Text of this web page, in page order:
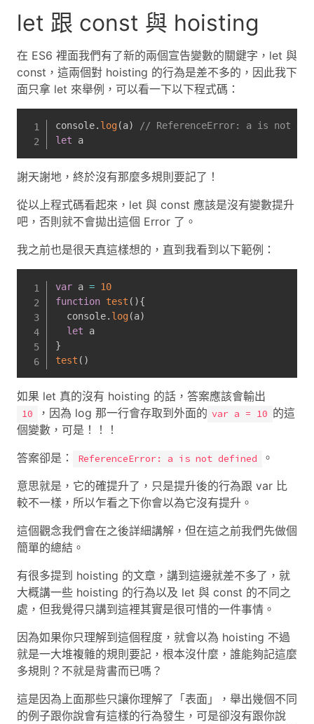
let 跟 const 與 hoisting
在 ES6 裡面我們有了新的兩個宣告變數的關鍵字，let 與
const，這兩個對 hoisting 的行為是差不多的，因此我下
面只拿 let 來舉例，可以看一下以下程式碼：
console. log(a)
// ReferenceError: a is not
let a
謝天謝地，終於沒有那麼多規則要記了！
從以上程式碼看起來，let 與 const 應該是沒有變數提升
吧，否則就不會拋出這個 Error 了。
我之前也是很天真這樣想的，直到我看到以下範例：
var a = 10
function test ( ){
  console
. log(a)
let
a
}
test ( )
如果 let 真的沒有 hoisting 的話，答案應該會輸出
10 ，因為 log 那一行會存取到外面的 var a = 10 的這
個變數，可是！！！
答案卻是：
ReferenceError: a is not defined
。
意思就是，它的確提升了，只是提升後的行為跟 var 比
較不一樣，所以乍看之下你會以為它沒有提升。
這個觀念我們會在之後詳細講解，但在這之前我們先做個
簡單的總結。
有很多提到 hoisting 的文章，講到這邊就差不多了，就
大概講一些 hoisting 的行為以及 let 與 const 的不同之
處，但我覺得只講到這裡其實是很可惜的一件事情。
因為如果你只理解到這個程度，就會以為 hoisting 不過
就是一大堆複雜的規則要記，根本沒什麼，誰能夠記這麼
多規則？不就是背書而已嗎？
這是因為上面那些只讓你理解了「表面」，舉出幾個不同
的例子跟你說會有這樣的行為發生，可是卻沒有跟你說